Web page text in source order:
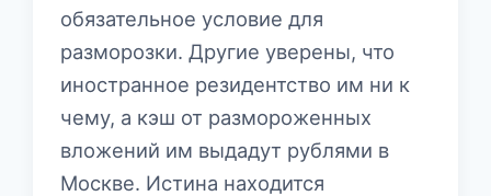
обязательное условие для
разморозки. Другие уверены, что
иностранное резидентство им ни к
чему, а кэш от размороженных
вложений им выдадут рублями в
Москве. Истина находится